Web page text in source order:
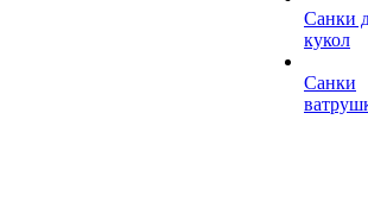
Санки
кукол
Санки